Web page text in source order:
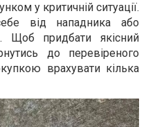
у критичній ситуації.
від нападника або
Щоб придбати якісний
до перевіреного
врахувати кілька